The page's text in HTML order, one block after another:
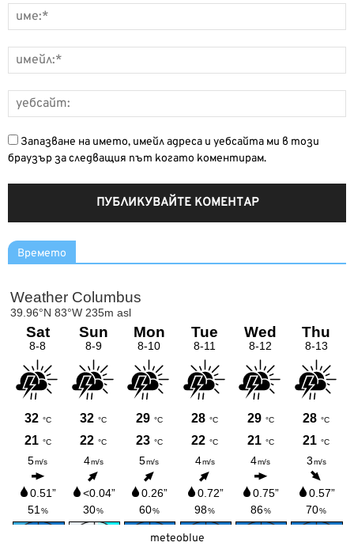
Запазване на името, имейл адреса и уебсайта ми в този
браузър за следващия път когато коментирам.
Времето
meteoblue